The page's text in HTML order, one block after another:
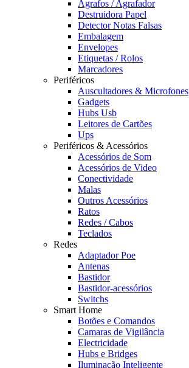
Agrafos / Agrafador
Destruidora Papel
Detector Notas Falsas
Embalagem
Envelopes
Etiquetas / Rolos
Marcadores
Periféricos
Auscultadores & Microfones
Gadgets
Hubs Usb
Leitores de Cartões
Ups
Periféricos & Acessórios
Acessórios de Som
Acessórios de Video
Conectividade
Malas
Outros Acessórios
Ratos
Redes / Cabos
Teclados
Redes
Adaptador Poe
Antenas
Bastidor
Bastidor-acessórios
Switchs
Smart Home
Botões e Comandos
Camaras de Vigilância
Electricidade
Hubs e Bridges
Iluminação Inteligente